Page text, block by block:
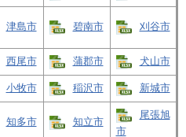
津島市 碧南市 刈谷市
西尾市 蒲郡市 犬山市
小牧市 稲沢市 新城市
知多市 知立市
尾張旭
市